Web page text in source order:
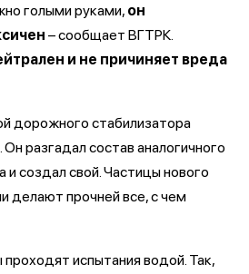
голыми руками, он
– сообщает ВГТРК.
и не причиняет вреда
дорожного стабилизатора
разгадал состав аналогичного
создал свой. Частицы нового
делают прочней все, с чем
испытания водой. Так,